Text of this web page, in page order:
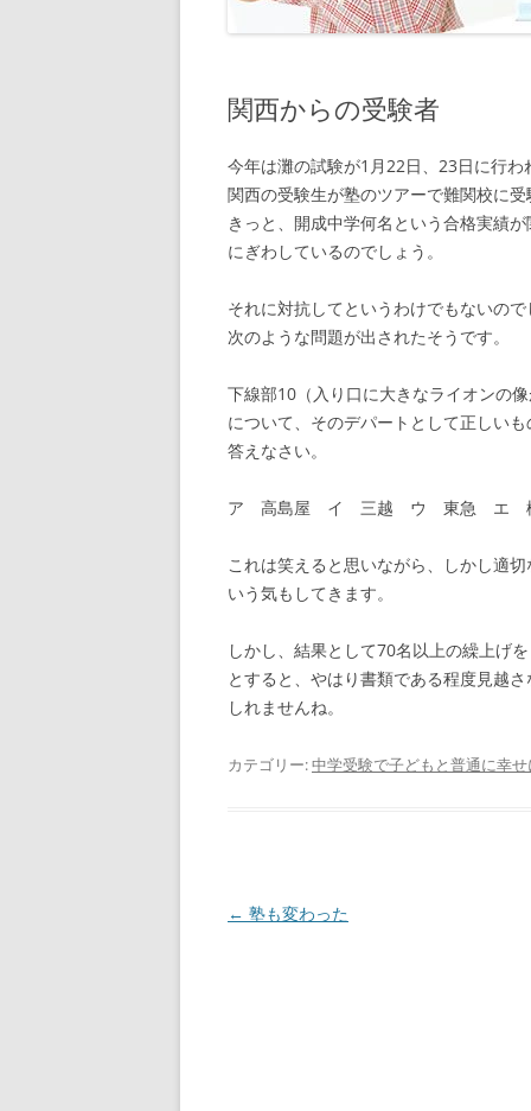
関西からの受験者
今年は灘の試験が1月22日、23日に行わ
関西の受験生が塾のツアーで難関校に受
きっと、開成中学何名という合格実績
にぎわしているのでしょう。
それに対抗してというわけでもないの
次のような問題が出されたそうです。
下線部10（入り口に大きなライオンの
について、そのデパートとして正しい
答えなさい。
ア 高島屋 イ 三越 ウ 東急 エ
これは笑えると思いながら、しかし適
いう気もしてきます。
しかし、結果として70名以上の繰上げ
とすると、やはり書類である程度見越
しれませんね。
カテゴリー:中学受験で子どもと普通に幸
投
← 塾も変わった